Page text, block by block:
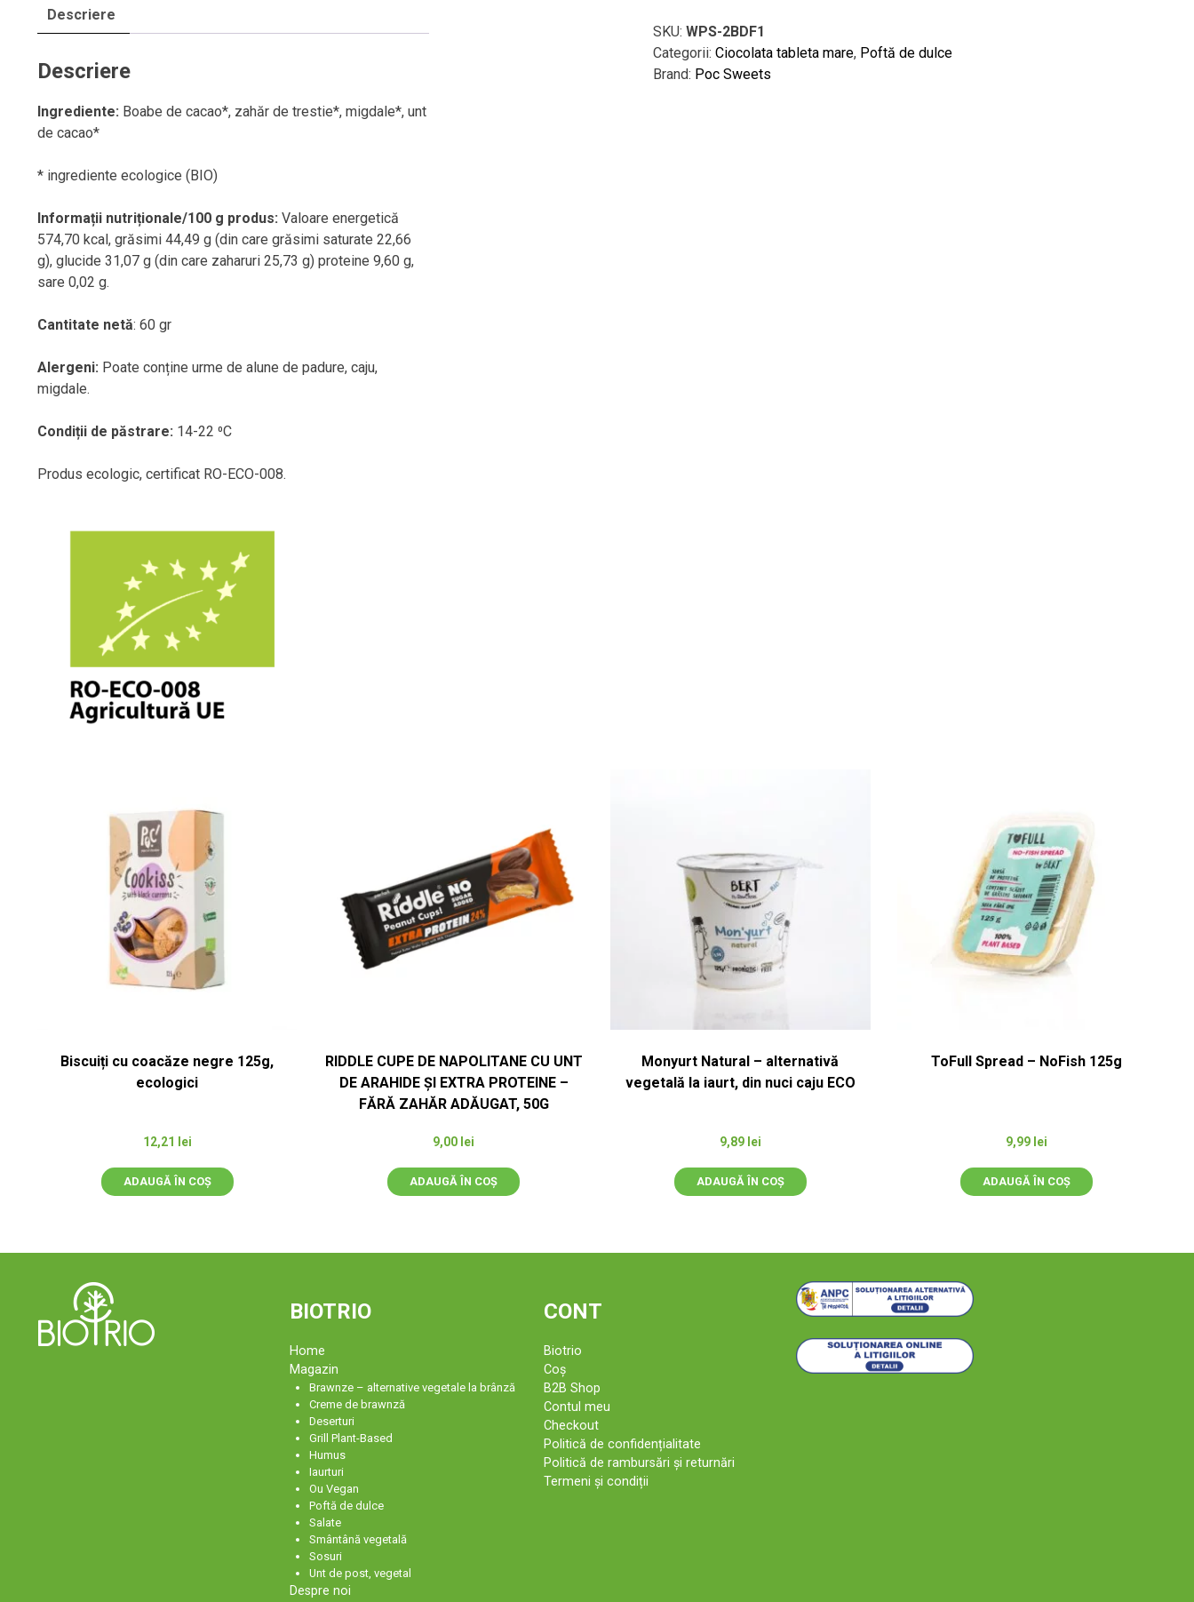
SKU:WPS-2BDF1
Categorii:Ciocolata tableta mare, Poftă de dulce
Brand: Poc Sweets
Descriere
Descriere
Ingrediente: Boabe de cacao*, zahăr de trestie*, migdale*, unt
de cacao*
* ingrediente ecologice (BIO)
Informații nutriționale/100 g produs: Valoare energetică
574,70 kcal, grăsimi 44,49 g (din care grăsimi saturate 22,66
g), glucide 31,07 g (din care zaharuri 25,73 g) proteine 9,60 g,
sare 0,02 g.
Cantitate netă: 60 gr
Alergeni: Poate conține urme de alune de padure, caju,
migdale.
Condiții de păstrare: 14-22 ⁰C
Produs ecologic, certificat RO-ECO-008.
Biscuiți cu coacăze negre 125g,
ecologici
12,21 lei
ADAUGĂ ÎN COȘ
RIDDLE CUPE DE NAPOLITANE CU UNT
DE ARAHIDE ȘI EXTRA PROTEINE –
FĂRĂ ZAHĂR ADĂUGAT, 50G
9,00 lei
ADAUGĂ ÎN COȘ
Monyurt Natural – alternativă
vegetală la iaurt, din nuci caju ECO
9,89 lei
ADAUGĂ ÎN COȘ
ToFull Spread – NoFish 125g
9,99 lei
ADAUGĂ ÎN COȘ
BIOTRIO
Home
Magazin
Brawnze – alternative vegetale la brânză
Creme de brawnză
Deserturi
Grill Plant-Based
Humus
Iaurturi
Ou Vegan
Poftă de dulce
Salate
Smântână vegetală
Sosuri
Unt de post, vegetal
Despre noi
CONT
Biotrio
Coș
B2B Shop
Contul meu
Checkout
Politică de confidențialitate
Politică de rambursări și returnări
Termeni și condiții